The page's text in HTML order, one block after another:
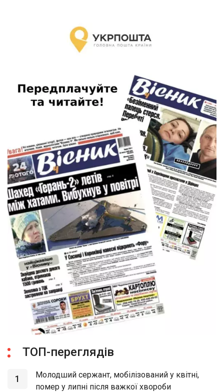
ТОП-переглядів
1
Молодший сержант, мобілізований у квітні,
помер у липні після важкої хвороби